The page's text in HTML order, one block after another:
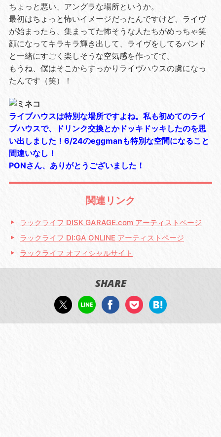
ちょっと悪い、アングラな場所というか。
最初はちょっと怖いイメージだったんですけど、ライヴ
が始まったら、集まってた怖そうな人たちがめっちゃ笑
顔になってキラキラ輝き出して、ライヴをしてるバンド
と一緒にすごく楽しそうな空気感を作ってて。
もうね、僕はそこからすっかりライヴハウスの虜になっ
たんです（笑）！
ライブハウスは特別な場所ですよね。私も初めてのライ
ブハウスで、ドリンク交換とかドッキドッキしたのを思
い出しました！6/24のeggmanも特別な空間になること
間違いなし！
PONさん、ありがとうございました！
関連リンク
ラックライフ DISK GARAGE.com アーティストページ
ラックライフ DI:GA ONLINE アーティストページ
ラックライフ オフィシャルサイト
SHARE